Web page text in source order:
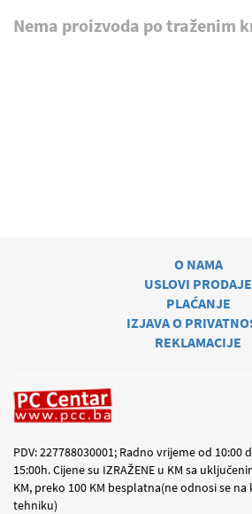
Nema proizvoda po traženim
O NAMA
USLOVI PRODAJE
PLAĆANJE
IZJAVA O
REKLAMACIJE
PDV: 227788030001; Radno vrijeme od 10:00
15:00h. Cijene su IZRAŽENE u KM sa
KM, preko 100 KM besplatna(ne odnosi se
tehniku)